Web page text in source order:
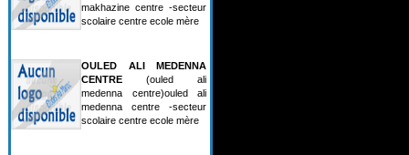
makhazine centre -secteur
scolaire centre ecole mère
OULED ALI MEDENNA
CENTRE (ouled ali
medenna centre)ouled ali
medenna centre -secteur
scolaire centre ecole mère